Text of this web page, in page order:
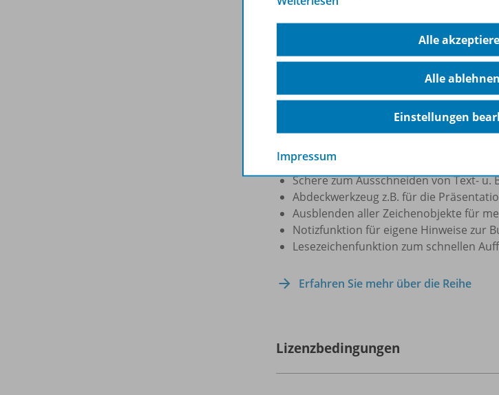
anzupassen (z.B. Seitenleisten
Ordnen Sie alle Materialien direkt
BiBox liefert intelligente Werkzeuge
Schulbuch:
Suchfunktion für alle Materialien
Markierfunktion für das Hervorheben
Freihandzeichnen für Hervorhebungen
Textkopie zum Kopieren von Textteilen
Schere zum Ausschneiden von Text- u.
Abdeckwerkzeug z.B. für die
Ausblenden aller Zeichenobjekte für
Notizfunktion für eigene Hinweise zur
Lesezeichenfunktion zum schnellen
Erfahren Sie mehr über die Reihe
Lizenzbedingungen
Alle
Alle ablehnen
Einstellungen
Impressum